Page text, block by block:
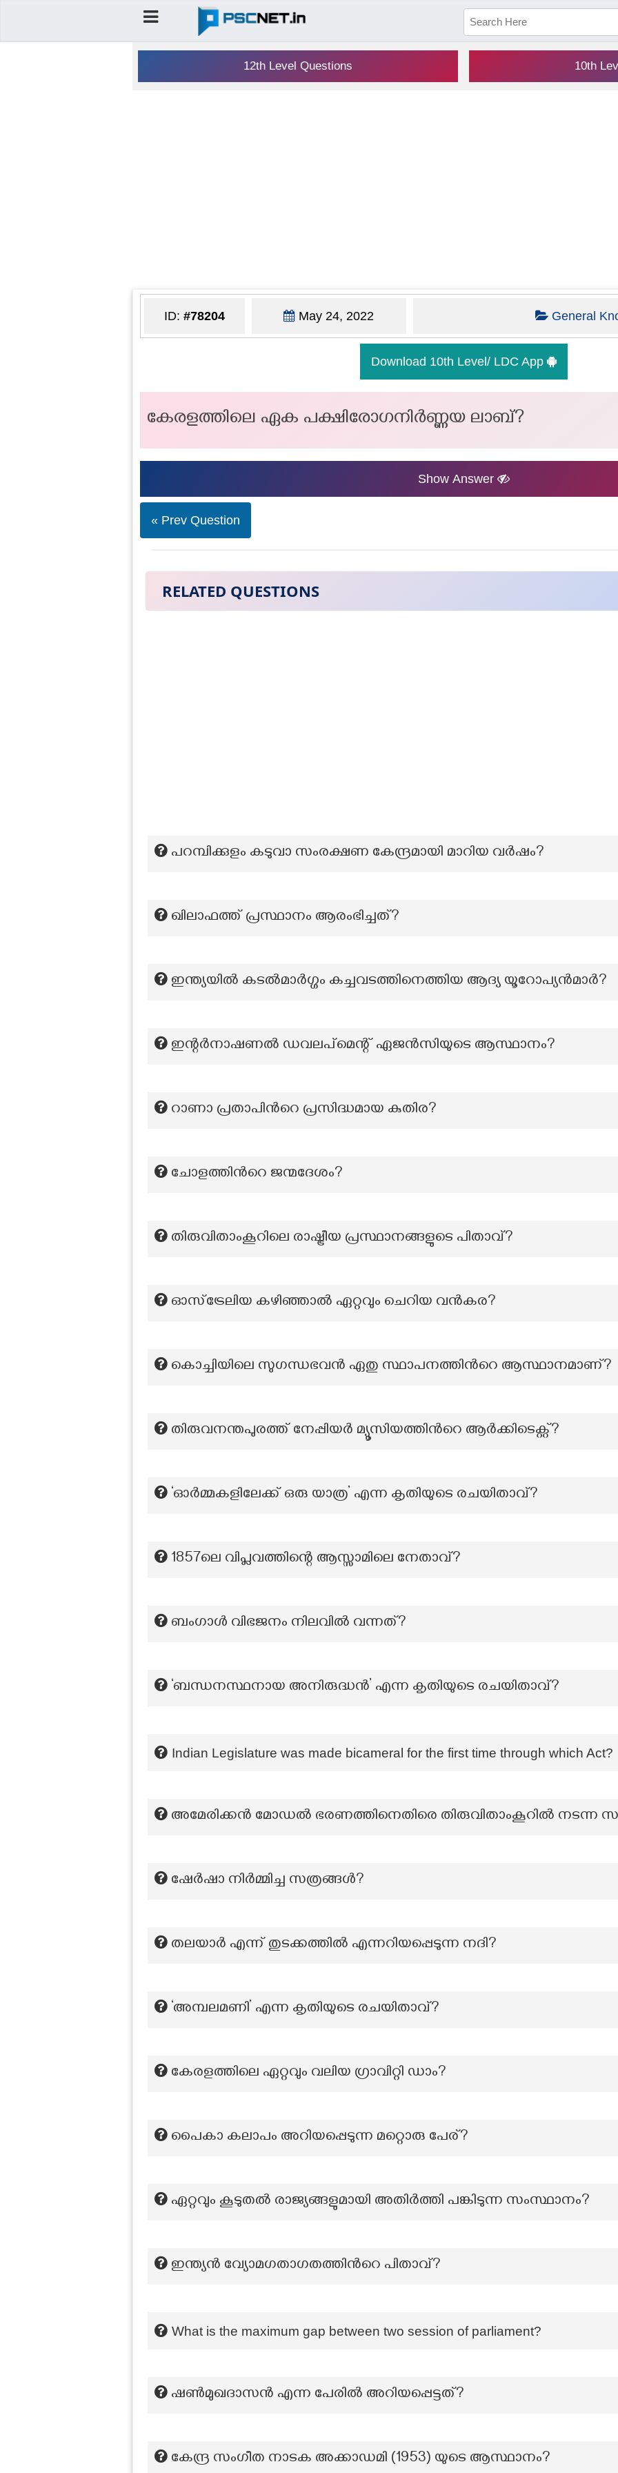
12th Level Questions 10th
ID: #78204 May 24, 2022 General
Download 10th Level/ LDC App
കേരളത്തിലെ ഏക പക്ഷിരോഗനിര്‍ണ്ണയ ലാബ്?
Show Answer
« Prev Question
RELATED QUESTIONS
പറമ്പിക്കുളം കടുവാ സംരക്ഷണ കേന്ദ്രമായി മാറിയ വര്‍ഷം?
ഖിലാഫത്ത് പ്രസ്ഥാനം ആരംഭിച്ചത്?
ഇന്ത്യയിൽ കടൽമാർഗ്ഗം കച്ചവടത്തിനെത്തിയ ആദ്യ യൂറോപ്യൻമാർ?
ഇന്റർനാഷണൽ ഡവലപ്മെന്റ് ഏജൻസിയുടെ ആസ്ഥാനം?
റാണാ പ്രതാപിന്‍റെ പ്രസിദ്ധമായ കുതിര?
ചോളത്തിൻറെ ജന്മദേശം?
തിരുവിതാംകൂറിലെ രാഷ്ട്രീയ പ്രസ്ഥാനങ്ങളുടെ പിതാവ്?
ഓസ്ട്രേലിയ കഴിഞ്ഞാൽ ഏറ്റവും ചെറിയ വൻകര?
കൊച്ചിയിലെ സുഗന്ധഭവൻ ഏതു സ്ഥാപനത്തിൻറെ ആസ്ഥാനമാണ്?
തിരുവനന്തപുരത്ത് നേപ്പിയർ മ്യൂസിയത്തിന്‍റെ ആർക്കിടെക്റ്റ്?
‘ഓർമ്മകളിലേക്ക് ഒരു യാത്ര’ എന്ന കൃതിയുടെ രചയിതാവ്?
1857ലെ വിപ്ലവത്തിന്റെ ആസ്സാമിലെ നേതാവ്?
ബംഗാൾ വിഭജനം നിലവിൽ വന്നത്?
‘ബന്ധനസ്ഥനായ അനിരുദ്ധൻ’ എന്ന കൃതിയുടെ രചയിതാവ്?
Indian Legislature was made bicameral for the first time through which Act?
അമേരിക്കൻ മോഡൽ ഭരണത്തിനെതിരെ തിരുവിതാംകൂറിൽ നടന്ന
ഷേർഷാ നിർമ്മിച്ച സത്രങ്ങൾ?
തലയാർ എന്ന് തുടക്കത്തിൽ എന്നറിയപ്പെടുന്ന നദി?
‘അമ്പലമണി’ എന്ന കൃതിയുടെ രചയിതാവ്?
കേരളത്തിലെ ഏറ്റവും വലിയ ഗ്രാവിറ്റി ഡാം?
പൈകാ കലാപം അറിയപ്പെടുന്ന മറ്റൊരു പേര്?
ഏറ്റവും കൂടുതൽ രാജ്യങ്ങളുമായി അതിർത്തി പങ്കിടുന്ന സംസ്ഥാനം?
ഇന്ത്യൻ വ്യോമഗതാഗതത്തിന്‍റെ പിതാവ്?
What is the maximum gap between two session of parliament?
ഷൺമുഖദാസൻ എന്ന പേരിൽ അറിയപ്പെട്ടത്?
കേന്ദ്ര സംഗീത നാടക അക്കാഡമി (1953) യുടെ ആസ്ഥാനം?